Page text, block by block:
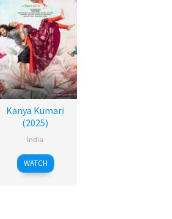
Kanya Kumari
(2025)
India
WATCH